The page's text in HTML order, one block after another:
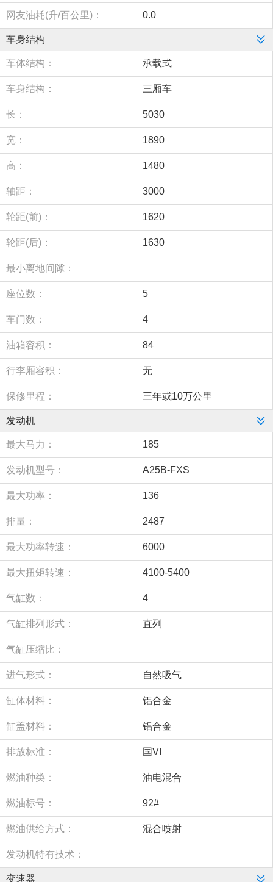
网友油耗(升/百公里)： 0.0
车身结构
车体结构： 承载式
车身结构： 三厢车
长： 5030
宽： 1890
高： 1480
轴距： 3000
轮距(前)： 1620
轮距(后)： 1630
最小离地间隙：
座位数： 5
车门数： 4
油箱容积： 84
行李厢容积： 无
保修里程： 三年或10万公里
发动机
最大马力： 185
发动机型号： A25B-FXS
最大功率： 136
排量： 2487
最大功率转速： 6000
最大扭矩转速： 4100-5400
气缸数： 4
气缸排列形式： 直列
气缸压缩比：
进气形式： 自然吸气
缸体材料： 铝合金
缸盖材料： 铝合金
排放标准： 国VI
燃油种类： 油电混合
燃油标号： 92#
燃油供给方式： 混合喷射
发动机特有技术：
变速器